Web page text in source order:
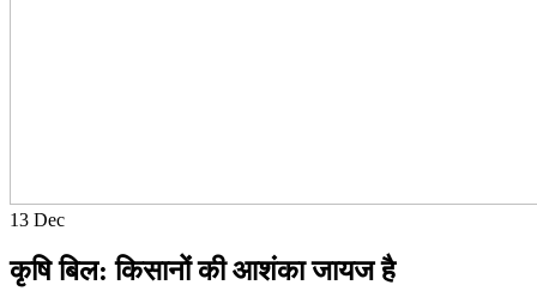
13 Dec
कृषि बिल: किसानों की आशंका जायज है